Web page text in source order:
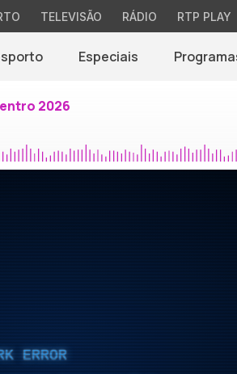
TELEVISÃO RÁDIO RTP PLAY
Especiais
2026
ERROR